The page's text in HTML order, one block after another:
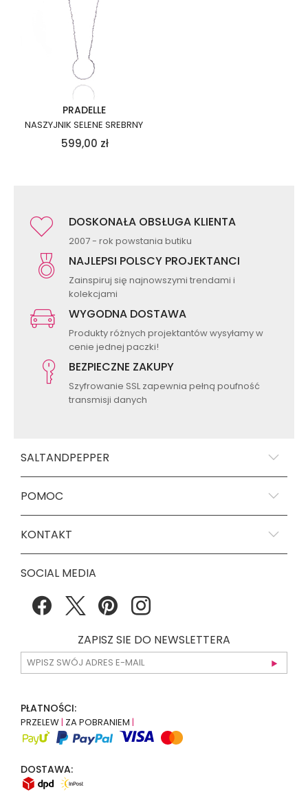
PRADELLE
NASZYJNIK SELENE SREBRNY
599,00 zł
DOSKONAŁA OBSŁUGA KLIENTA
2007 - rok powstania butiku
NAJLEPSI POLSCY PROJEKTANCI
Zainspiruj się najnowszymi trendami i
kolekcjami
WYGODNA DOSTAWA
Produkty różnych projektantów wysyłamy w
cenie jednej paczki!
BEZPIECZNE ZAKUPY
Szyfrowanie SSL zapewnia pełną poufność
transmisji danych
SALTANDPEPPER
POMOC
KONTAKT
SOCIAL MEDIA
ZAPISZ SIE DO NEWSLETTERA
PŁATNOŚCI:
PRZELEW| ZA POBRANIEM |
DOSTAWA: